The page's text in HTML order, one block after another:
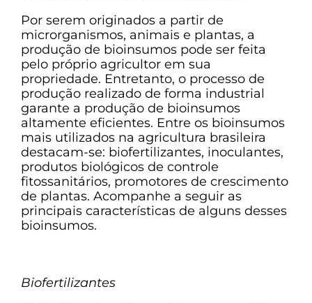
Por serem originados a partir de
microrganismos, animais e plantas, a
produção de bioinsumos pode ser feita
pelo próprio agricultor em sua
propriedade. Entretanto, o processo de
produção realizado de forma industrial
garante a produção de bioinsumos
altamente eficientes. Entre os bioinsumos
mais utilizados na agricultura brasileira
destacam-se: biofertilizantes, inoculantes,
produtos biológicos de controle
fitossanitários, promotores de crescimento
de plantas. Acompanhe a seguir as
principais características de alguns desses
bioinsumos.
Biofertilizantes